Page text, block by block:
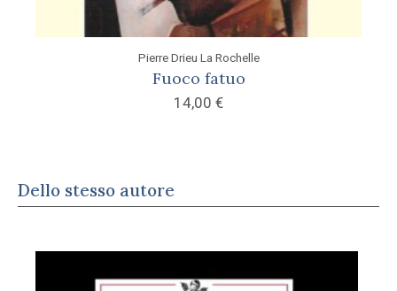
Pierre Drieu La Rochelle
Fuoco fatuo
14,00 €
Dello stesso autore